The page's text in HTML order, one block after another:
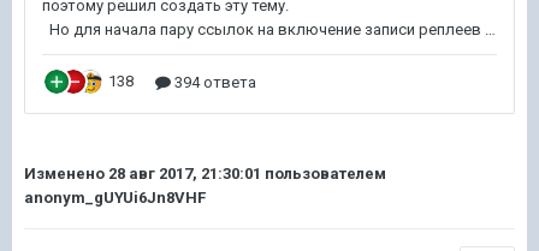
Изменено 28 авг 2017, 21:30:01 пользователем
anonym_gUYUi6Jn8VHF